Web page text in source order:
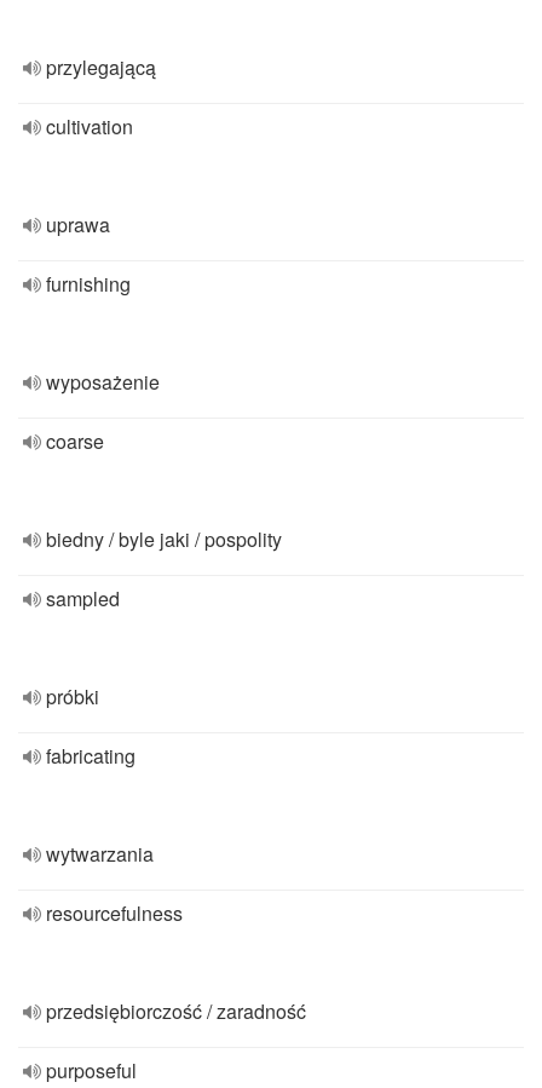
przylegającą
cultivation
uprawa
furnishing
wyposażenie
coarse
biedny / byle jaki / pospolity
sampled
próbki
fabricating
wytwarzania
resourcefulness
przedsiębiorczość / zaradność
purposeful